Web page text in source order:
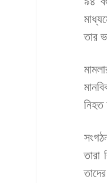
তার
নিহত
তারা